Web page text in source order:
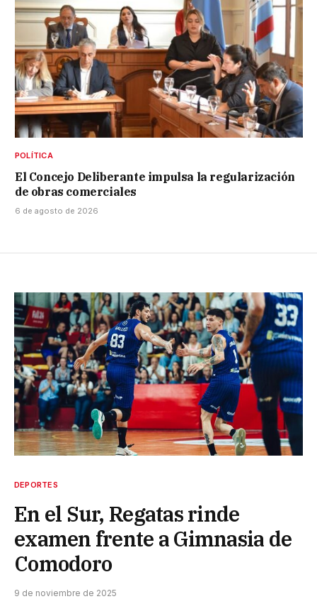
POLÍTICA
El Concejo Deliberante impulsa la regularización
de obras comerciales
6 de agosto de 2026
DEPORTES
En el Sur, Regatas rinde
examen frente a Gimnasia de
Comodoro
9 de noviembre de 2025